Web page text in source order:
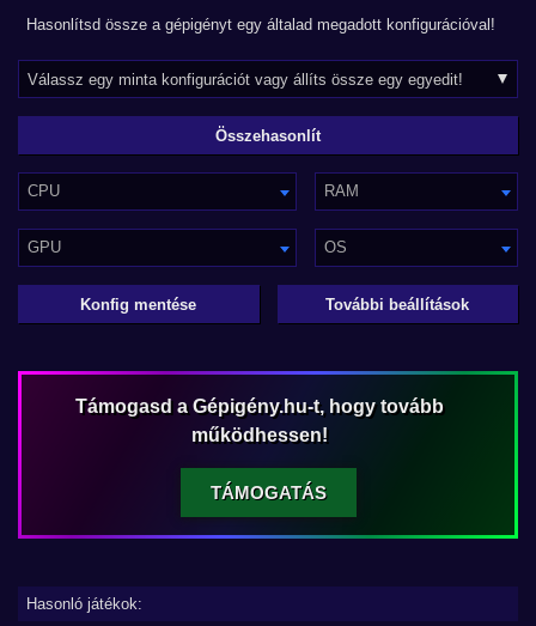
Hasonlítsd össze a gépigényt egy általad megadott konfigurációval!
CPU RAM
GPU OS
Konfig mentése További beállítások
Támogasd a Gépigény.hu-t, hogy tovább
működhessen!
TÁMOGATÁS
Hasonló játékok: